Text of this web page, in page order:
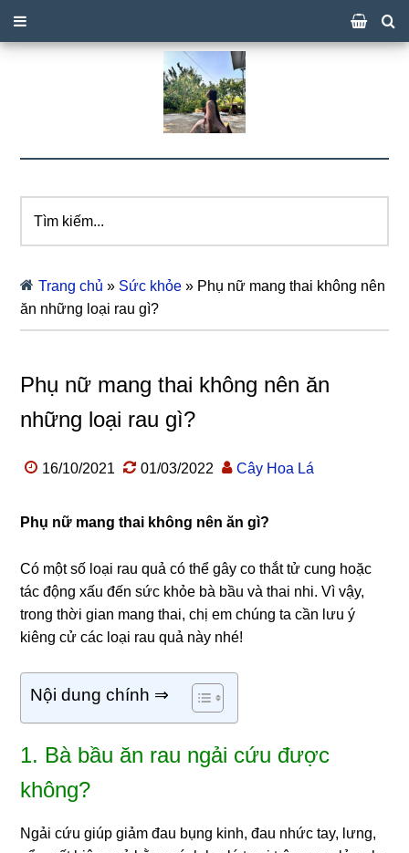
kiếm...
Trang chủ » Sức khỏe » Phụ nữ mang thai không nên
ăn những loại rau gì?
Phụ nữ mang thai không nên ăn
những loại rau gì?
16/10/2021 01/03/2022 Cây Hoa Lá
Phụ nữ mang thai không nên ăn gì?
Có một số loại rau quả có thể gây co thắt tử cung hoặc
tác động xấu đến sức khỏe bà bầu và thai nhi. Vì vậy,
trong thời gian mang thai, chị em chúng ta cần lưu ý
kiêng cử các loại rau quả này nhé!
Nội dung chính ⇒
1. Bà bầu ăn rau ngải cứu được
không?
Ngải cứu giúp giảm đau bụng kinh, đau nhức tay, lưng,